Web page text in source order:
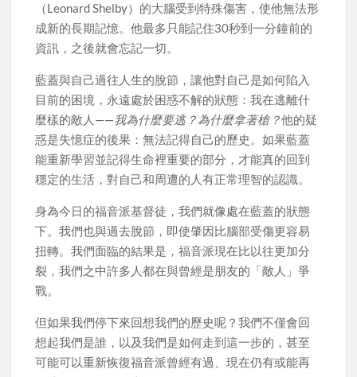
（Leonard Shelby）的大腦受到特殊傷害，使他無法形
成新的長期記憶。他最多只能記住30秒到一分鐘前的
資訊，之後就會忘記一切。
藍蓋與自己過往人生的脫節，讓他對自己是如何陷入
目前的困境，永遠處於困惑不解的狀態：我在逃離什
麼樣的敵人——我為什麼要逃？為什麼拿著槍？他的疑
惑是失憶症的後果：無法記得自己的歷史。如果藍蓋
能重新學習並記得生命裡重要的部分，才能真的回到
穩定的生活，對自己和周遭的人有正常理智的認識。
身為今日的福音派基督徒，我們就像處在藍蓋的狀態
下。我們也與過去脫節，即使肇因比腦部受傷更容易
扭轉。我們面臨的結果是，福音派現在比以往更加分
裂，我們之中許多人都在與曾經是朋友的「敵人」爭
戰。
但如果我們停下來回想我們的歷史呢？我們不僅會回
想起我們是誰，以及我們是如何走到這一步的，甚至
可能可以重新恢復福音派曾經有過、現在仍有或能再